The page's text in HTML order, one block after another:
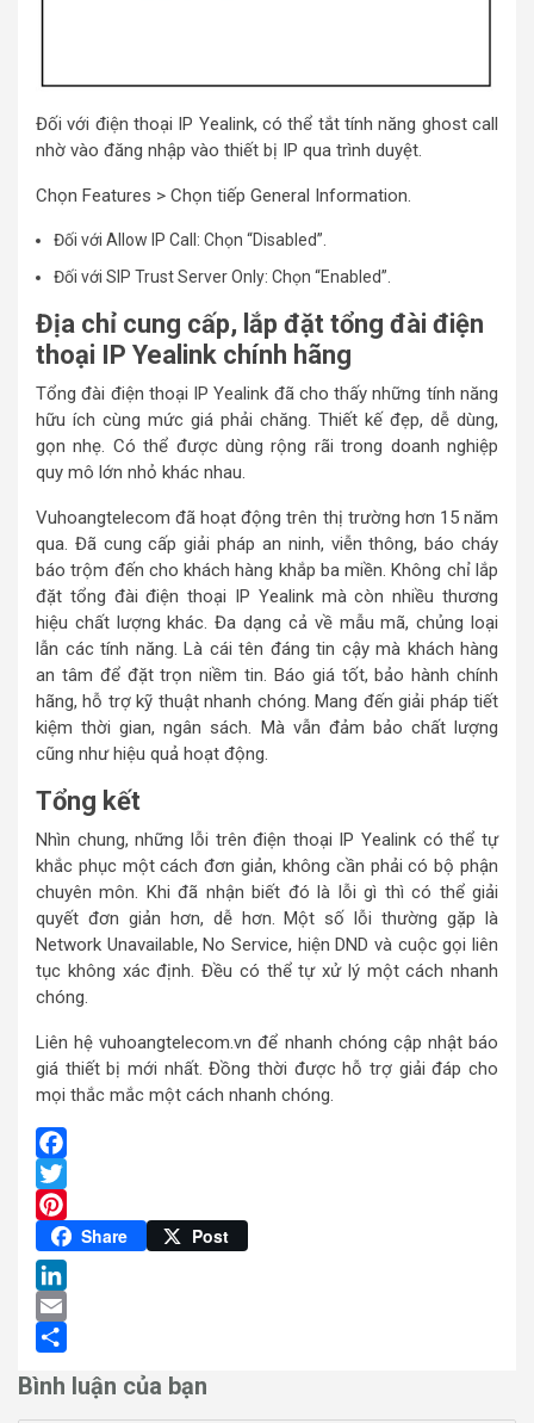
Đối với điện thoại IP Yealink, có thể tắt tính năng ghost call
nhờ vào đăng nhập vào thiết bị IP qua trình duyệt.
Chọn Features > Chọn tiếp General Information.
Đối với Allow IP Call: Chọn “Disabled”.
Đối với SIP Trust Server Only: Chọn “Enabled”.
Địa chỉ cung cấp, lắp đặt tổng đài điện
thoại IP Yealink chính hãng
Tổng đài điện thoại IP Yealink đã cho thấy những tính năng
hữu ích cùng mức giá phải chăng. Thiết kế đẹp, dễ dùng,
gọn nhẹ. Có thể được dùng rộng rãi trong doanh nghiệp
quy mô lớn nhỏ khác nhau.
Vuhoangtelecom đã hoạt động trên thị trường hơn 15 năm
qua. Đã cung cấp giải pháp an ninh, viễn thông, báo cháy
báo trộm đến cho khách hàng khắp ba miền. Không chỉ lắp
đặt tổng đài điện thoại IP Yealink mà còn nhiều thương
hiệu chất lượng khác. Đa dạng cả về mẫu mã, chủng loại
lẫn các tính năng. Là cái tên đáng tin cậy mà khách hàng
an tâm để đặt trọn niềm tin. Báo giá tốt, bảo hành chính
hãng, hỗ trợ kỹ thuật nhanh chóng. Mang đến giải pháp tiết
kiệm thời gian, ngân sách. Mà vẫn đảm bảo chất lượng
cũng như hiệu quả hoạt động.
Tổng kết
Nhìn chung, những lỗi trên điện thoại IP Yealink có thể tự
khắc phục một cách đơn giản, không cần phải có bộ phận
chuyên môn. Khi đã nhận biết đó là lỗi gì thì có thể giải
quyết đơn giản hơn, dễ hơn. Một số lỗi thường gặp là
Network Unavailable, No Service, hiện DND và cuộc gọi liên
tục không xác định. Đều có thể tự xử lý một cách nhanh
chóng.
Liên hệ vuhoangtelecom.vn để nhanh chóng cập nhật báo
giá thiết bị mới nhất. Đồng thời được hỗ trợ giải đáp cho
mọi thắc mắc một cách nhanh chóng.
Facebook
Twitter
Pinterest
Share Post
LinkedIn
Email
Bình luận của bạn